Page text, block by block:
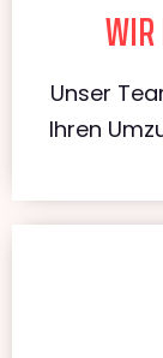
WIR
Unser
Ihren